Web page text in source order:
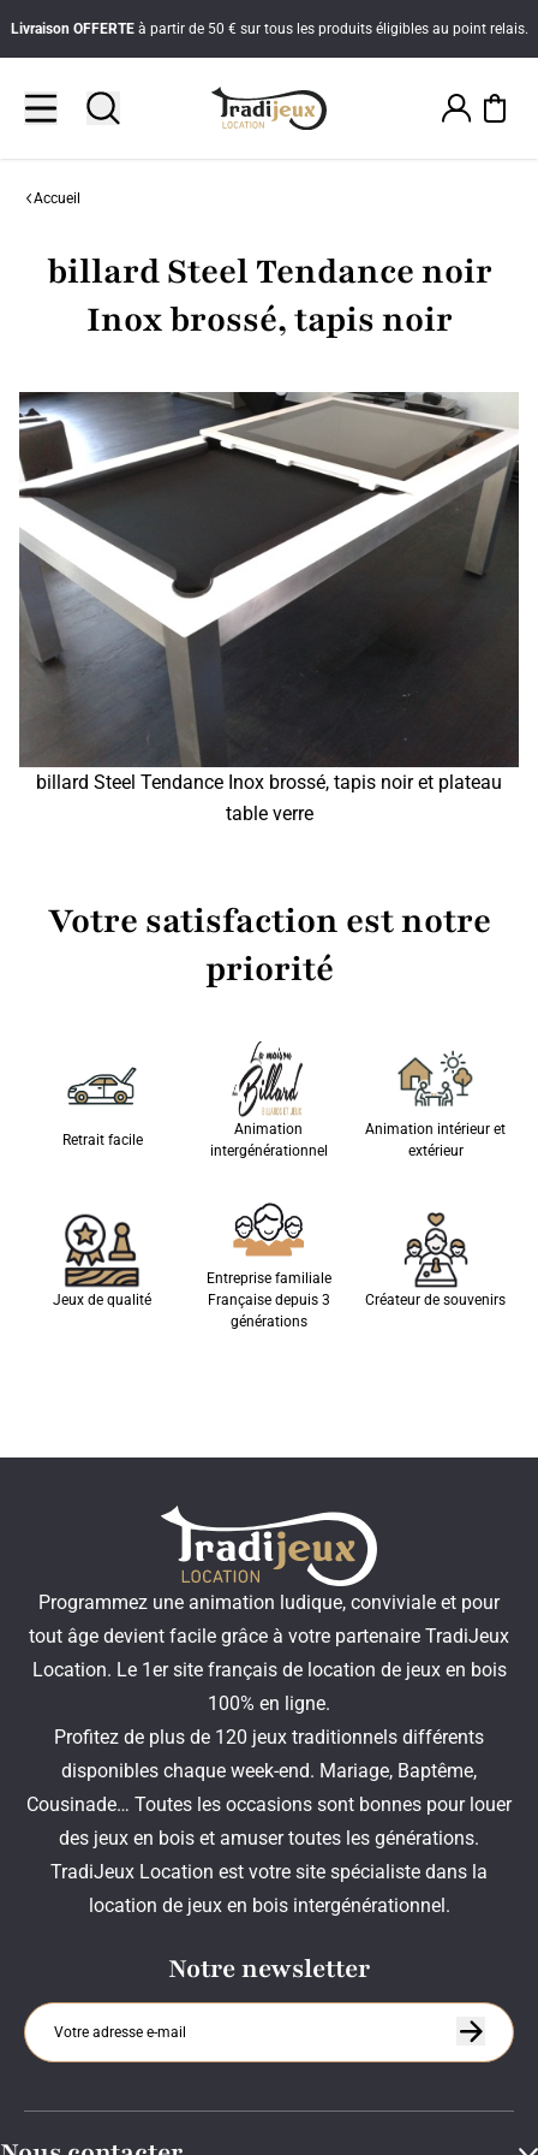
Livraison OFFERTEà partir de 50 € sur tous les produits éligibles au point relais.
Accueil
billard Steel Tendance noir
Inox brossé, tapis noir
billard Steel Tendance Inox brossé, tapis noir et plateau
table verre
Votre satisfaction est notre
priorité
Retrait facile
Animation
intergénérationnel
Animation intérieur et
extérieur
Jeux de qualité
Entreprise familiale
Française depuis 3
générations
Créateur de souvenirs
Programmez une animation ludique, conviviale et pour
tout âge devient facile grâce à votre partenaire TradiJeux
Location. Le 1er site français de location de jeux en bois
100% en ligne.
Profitez de plus de 120 jeux traditionnels différents
disponibles chaque week-end. Mariage, Baptême,
Cousinade… Toutes les occasions sont bonnes pour louer
des jeux en bois et amuser toutes les générations.
TradiJeux Location est votre site spécialiste dans la
location de jeux en bois intergénérationnel.
Notre newsletter